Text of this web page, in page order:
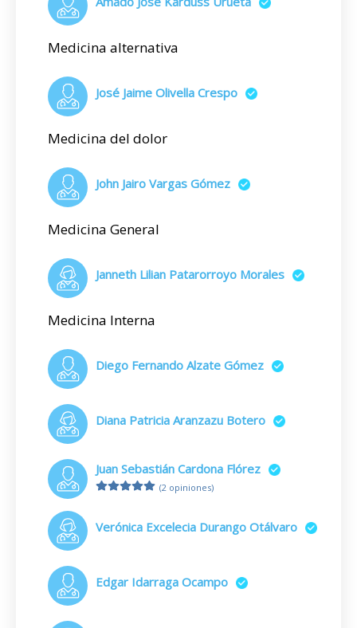
Medicina alternativa
José Jaime Olivella Crespo
Medicina del dolor
John Jairo Vargas Gómez
Medicina General
Janneth Lilian Patarorroyo Morales
Medicina Interna
Diego Fernando Alzate Gómez
Diana Patricia Aranzazu Botero
Juan Sebastián Cardona Flórez
(2 opiniones)
Verónica Excelecia Durango Otálvaro
Edgar Idarraga Ocampo